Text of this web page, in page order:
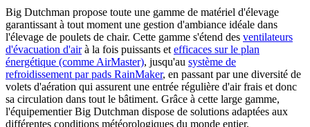
Big Dutchman propose toute une gamme de matériel d'élevage
garantissant à tout moment une gestion d'ambiance idéale dans
l'élevage de poulets de chair. Cette gamme s'étend des ventilateurs
d'évacuation d'airà la fois puissants et efficaces sur le plan
énergétique (comme AirMaster), jusqu'au système de
refroidissement par pads RainMaker, en passant par une diversité de
volets d'aération qui assurent une entrée régulière d'air frais et donc
sa circulation dans tout le bâtiment. Grâce à cette large gamme,
l'équipementier Big Dutchman dispose de solutions adaptées aux
différentes conditions météorologiques du monde entier.